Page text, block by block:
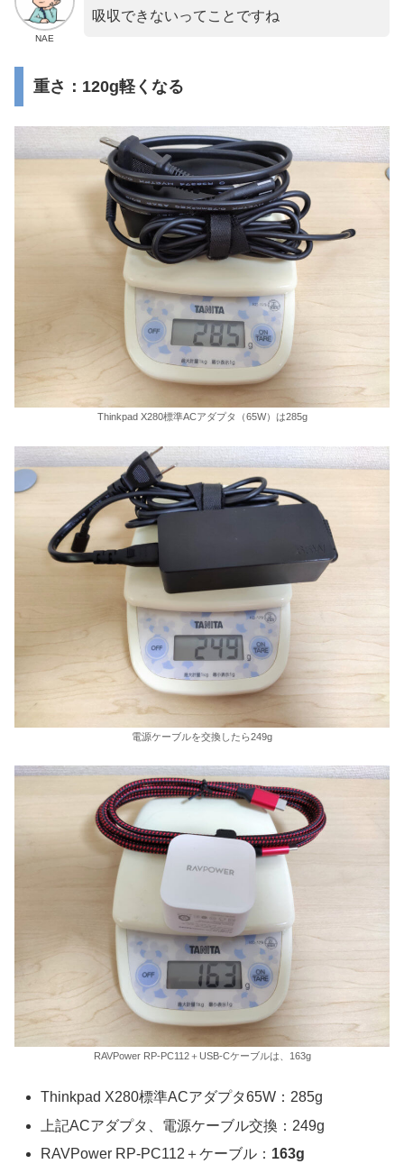
NAE
吸収できないってことですね
重さ：120g軽くなる
Thinkpad X280標準ACアダプタ（65W）は285g
電源ケーブルを交換したら249g
RAVPower RP-PC112＋USB-Cケーブルは、163g
Thinkpad X280標準ACアダプタ65W：285g
上記ACアダプタ、電源ケーブル交換：249g
RAVPower RP-PC112＋ケーブル： 163g